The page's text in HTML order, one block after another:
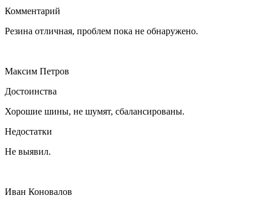
Комментарий
Резина отличная, проблем пока не обнаружено.
Максим Петров
Достоинства
Хорошие шины, не шумят, сбалансированы.
Недостатки
Не выявил.
Иван Коновалов